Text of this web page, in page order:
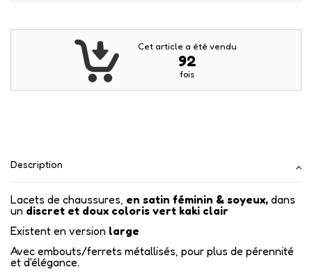
Cet article a été vendu
92
fois
Description
Lacets de chaussures, en satin féminin & soyeux, dans
un discret et doux coloris vert kaki clair
Existent en version large
Avec embouts/ferrets métallisés , pour plus de pérennité
et d'élégance.